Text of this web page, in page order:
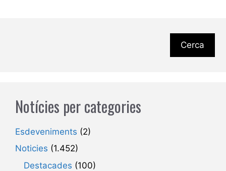
Cerca
Notícies per categories
Esdeveniments (2)
Noticies (1.452)
Destacades (100)